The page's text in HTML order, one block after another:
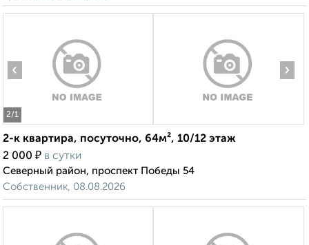
2/1
‹ ›
2-к квартира, посуточно, 64м², 10/12 этаж
2 000 ₽ в сутки
Северный район, проспект Победы 54
Собственник, 08.08.2026